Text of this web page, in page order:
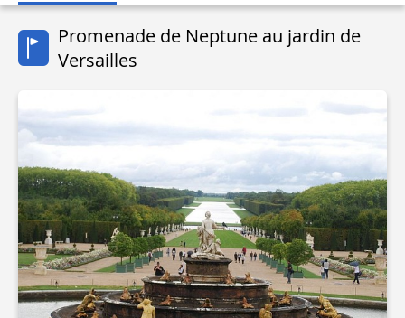
Promenade de Neptune au jardin de
Versailles